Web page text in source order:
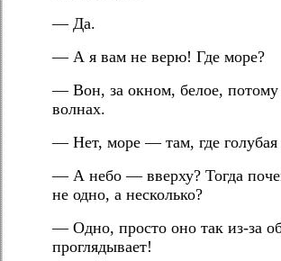
— Да.
— А я вам не верю! Где море?
— Вон, за окном, белое,
волнах.
— Нет, море — там, где голубая
— А небо — вверху? Тогда
не одно, а несколько?
— Одно, просто оно так из-за
проглядывает!